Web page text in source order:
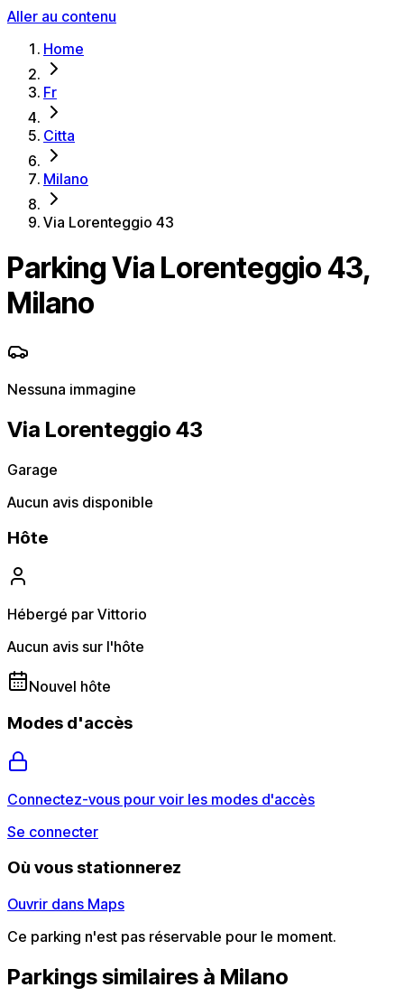
Aller au contenu
Home
Fr
Citta
Milano
Via Lorenteggio 43
Parking Via Lorenteggio 43,
Milano
Nessuna immagine
Via Lorenteggio 43
Garage
Aucun avis disponible
Hôte
Hébergé par Vittorio
Aucun avis sur l'hôte
Nouvel hôte
Modes d'accès
Connectez-vous pour voir les modes d'accès
Se connecter
Où vous stationnerez
Ouvrir dans Maps
Ce parking n'est pas réservable pour le moment.
Parkings similaires à Milano